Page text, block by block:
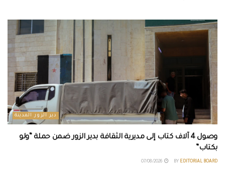
دير الزور المدينة
وصول 4 آلاف كتاب إلى مديرية الثقافة بدير الزور ضمن حملة “ولو
بكتاب”
BY EDITORIAL BOARD